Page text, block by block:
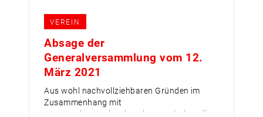
VEREIN
Absage der
Generalversammlung vom 12.
März 2021
Aus wohl nachvollziehbaren Gründen im
Zusammenhang mit
Veranstaltungseinschränkungen haben die